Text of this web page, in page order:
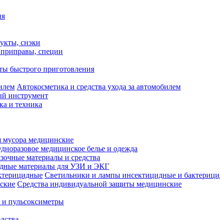
снэки
специи
быстрого приготовления
Автокосметика и средства ухода за автомобилем
инструмент
и техника
медицинские
медицинское белье и одежда
материалы и средства
материалы для УЗИ и ЭКГ
Светильники и лампы инсектицидные и
Средства индивидуальной защиты медицинские
пульсоксиметры